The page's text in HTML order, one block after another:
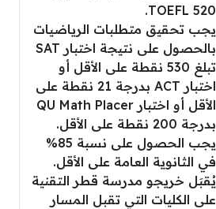
TOEFL 520.
يجب تحقيق متطلبات الرياضيات
بالحصول على نتيجة اختبار SAT
تبلغ 530 نقطة على الأقل أو
اختبار ACT بدرجة 21 نقطة على
الأقل أو اختبار QU Math Placer
بدرجة 200 نقطة على الأقل.
يجب الحصول على نسبة 85%
في الثانوية العامة على الأقل.
يُقبَل خريجو مدرسة قطر التقنية
على الكليات التي تقبل المسار